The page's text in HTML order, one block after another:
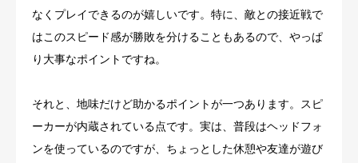
なくプレイできるのが嬉しいです。特に、敵との接近戦で
はこのスピード感が勝敗を分けることもあるので、やっぱ
り大事なポイントですね。
それと、地味だけど助かるポイントが一つあります。スピ
ーカーが内蔵されている点です。実は、普段はヘッドフォ
ンを使っているのですが、ちょっとした休憩や友達が遊び